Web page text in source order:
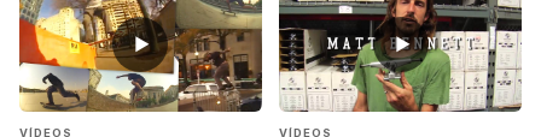
▶
VÍDEOS
▶
VÍDEOS